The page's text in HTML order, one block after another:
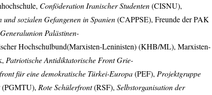
Conföderation Iranischer Studenten(CISNU),
sozialen Gefangenen in Spanien(CAPPSE), Freunde derPAK
Generalunion Palästinen-
Hochschulbund(Marxisten-Leninisten) (KHB/ML), Marxisten-
Patriotische Antidiktatorische Front Grie-
für eine demokratische Türkei-Europa(PEF), Projektgruppe
(PGMTU), Rote Schülerfront(RSF), Selbstorganisation der